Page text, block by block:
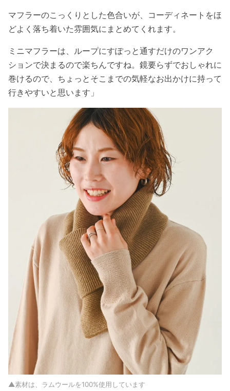
マフラーのこっくりとした色合いが、コーディネートをほ
どよく落ち着いた雰囲気にまとめてくれます。
ミニマフラーは、ループにすぽっと通すだけのワンアク
ションで決まるので楽ちんですね。鏡要らずでおしゃれに
巻けるので、ちょっとそこまでの気軽なお出かけに持って
行きやすいと思います」
▲素材は、ラムウールを100%使用しています